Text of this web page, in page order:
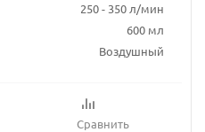
250 - 350 л/мин
600 мл
Воздушный
Сравнить